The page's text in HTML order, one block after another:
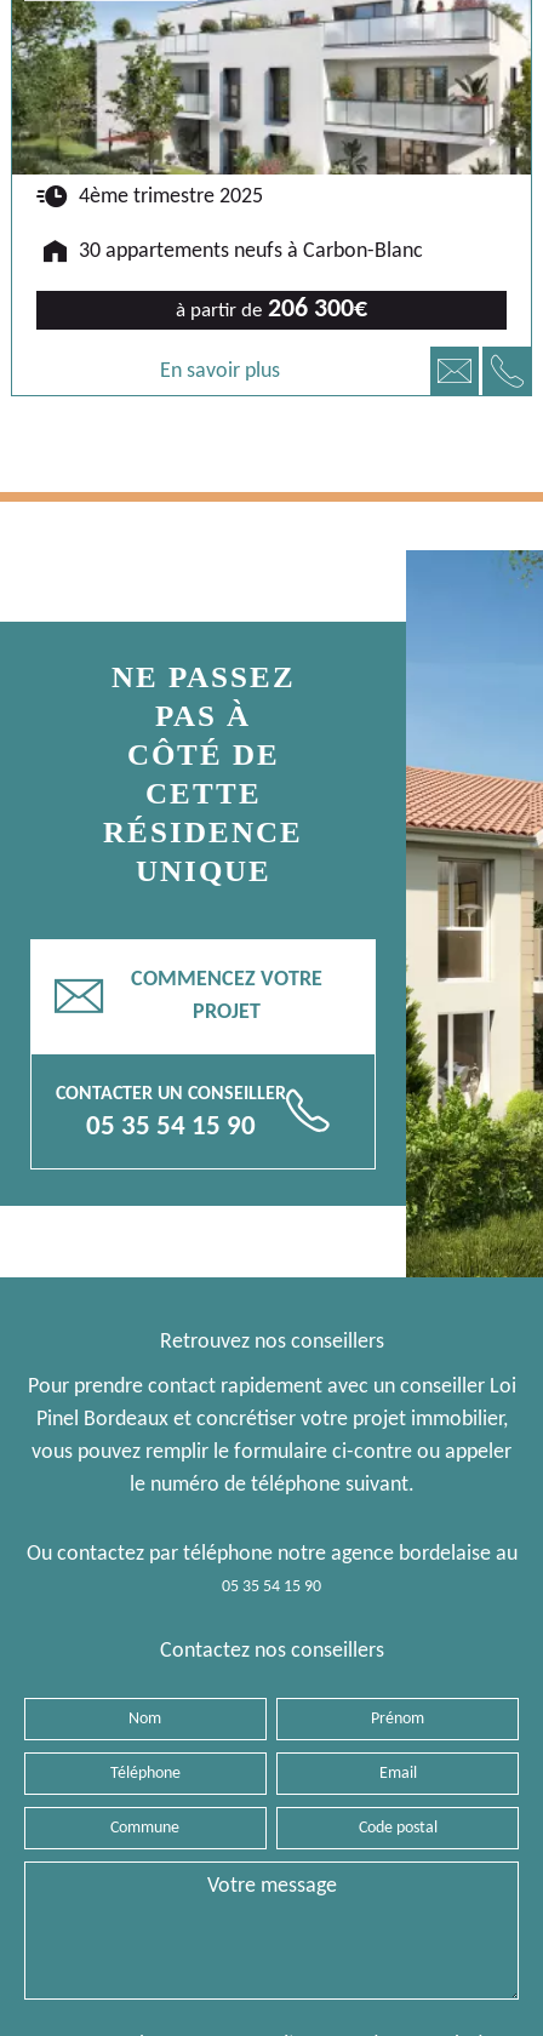
🕐 4ème trimestre 2025
🏠 30 appartements neufs à Carbon-Blanc
à partir de 206 300€
En savoir plus 📧 📞
NE PASSEZ
PAS À
CÔTÉ DE
CETTE
RÉSIDENCE
UNIQUE
📧
COMMENCEZ VOTRE
PROJET
CONTACTER UN CONSEILLER
05 35 54 15 90 📞
Retrouvez nos conseillers
Pour prendre contact rapidement avec un conseiller Loi
Pinel Bordeaux et concrétiser votre projet immobilier,
vous pouvez remplir le formulaire ci-contre ou appeler
le numéro de téléphone suivant.
Ou contactez par téléphone notre agence bordelaise au
05 35 54 15 90
Contactez nos conseillers
Téléphone
Commune
postal